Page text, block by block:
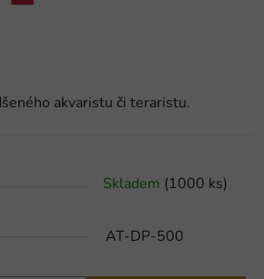
akvaristu či teraristu.
Skladem (1000 ks)
AT-DP-500